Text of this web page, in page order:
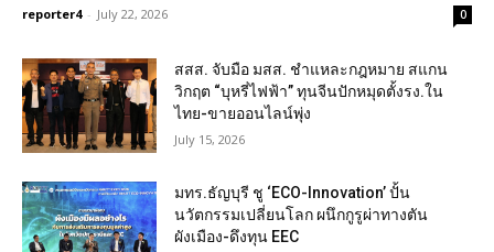
reporter4 - July 22, 2026 0
สสส. จับมือ มสส. ชำแหละกฎหมาย สแกน
วิกฤต “บุหรี่ไฟฟ้า” ทุนจีนปักหมุดตั้งรง.ใน
ไทย-ขายออนไลน์พุ่ง
July 15, 2026
มทร.ธัญบุรี ชู ‘ECO-Innovation’ ปั้น
นวัตกรรมเปลี่ยนโลก ผนึกกูรูผ่าทางตัน
ผังเมือง-ดึงทุน EEC